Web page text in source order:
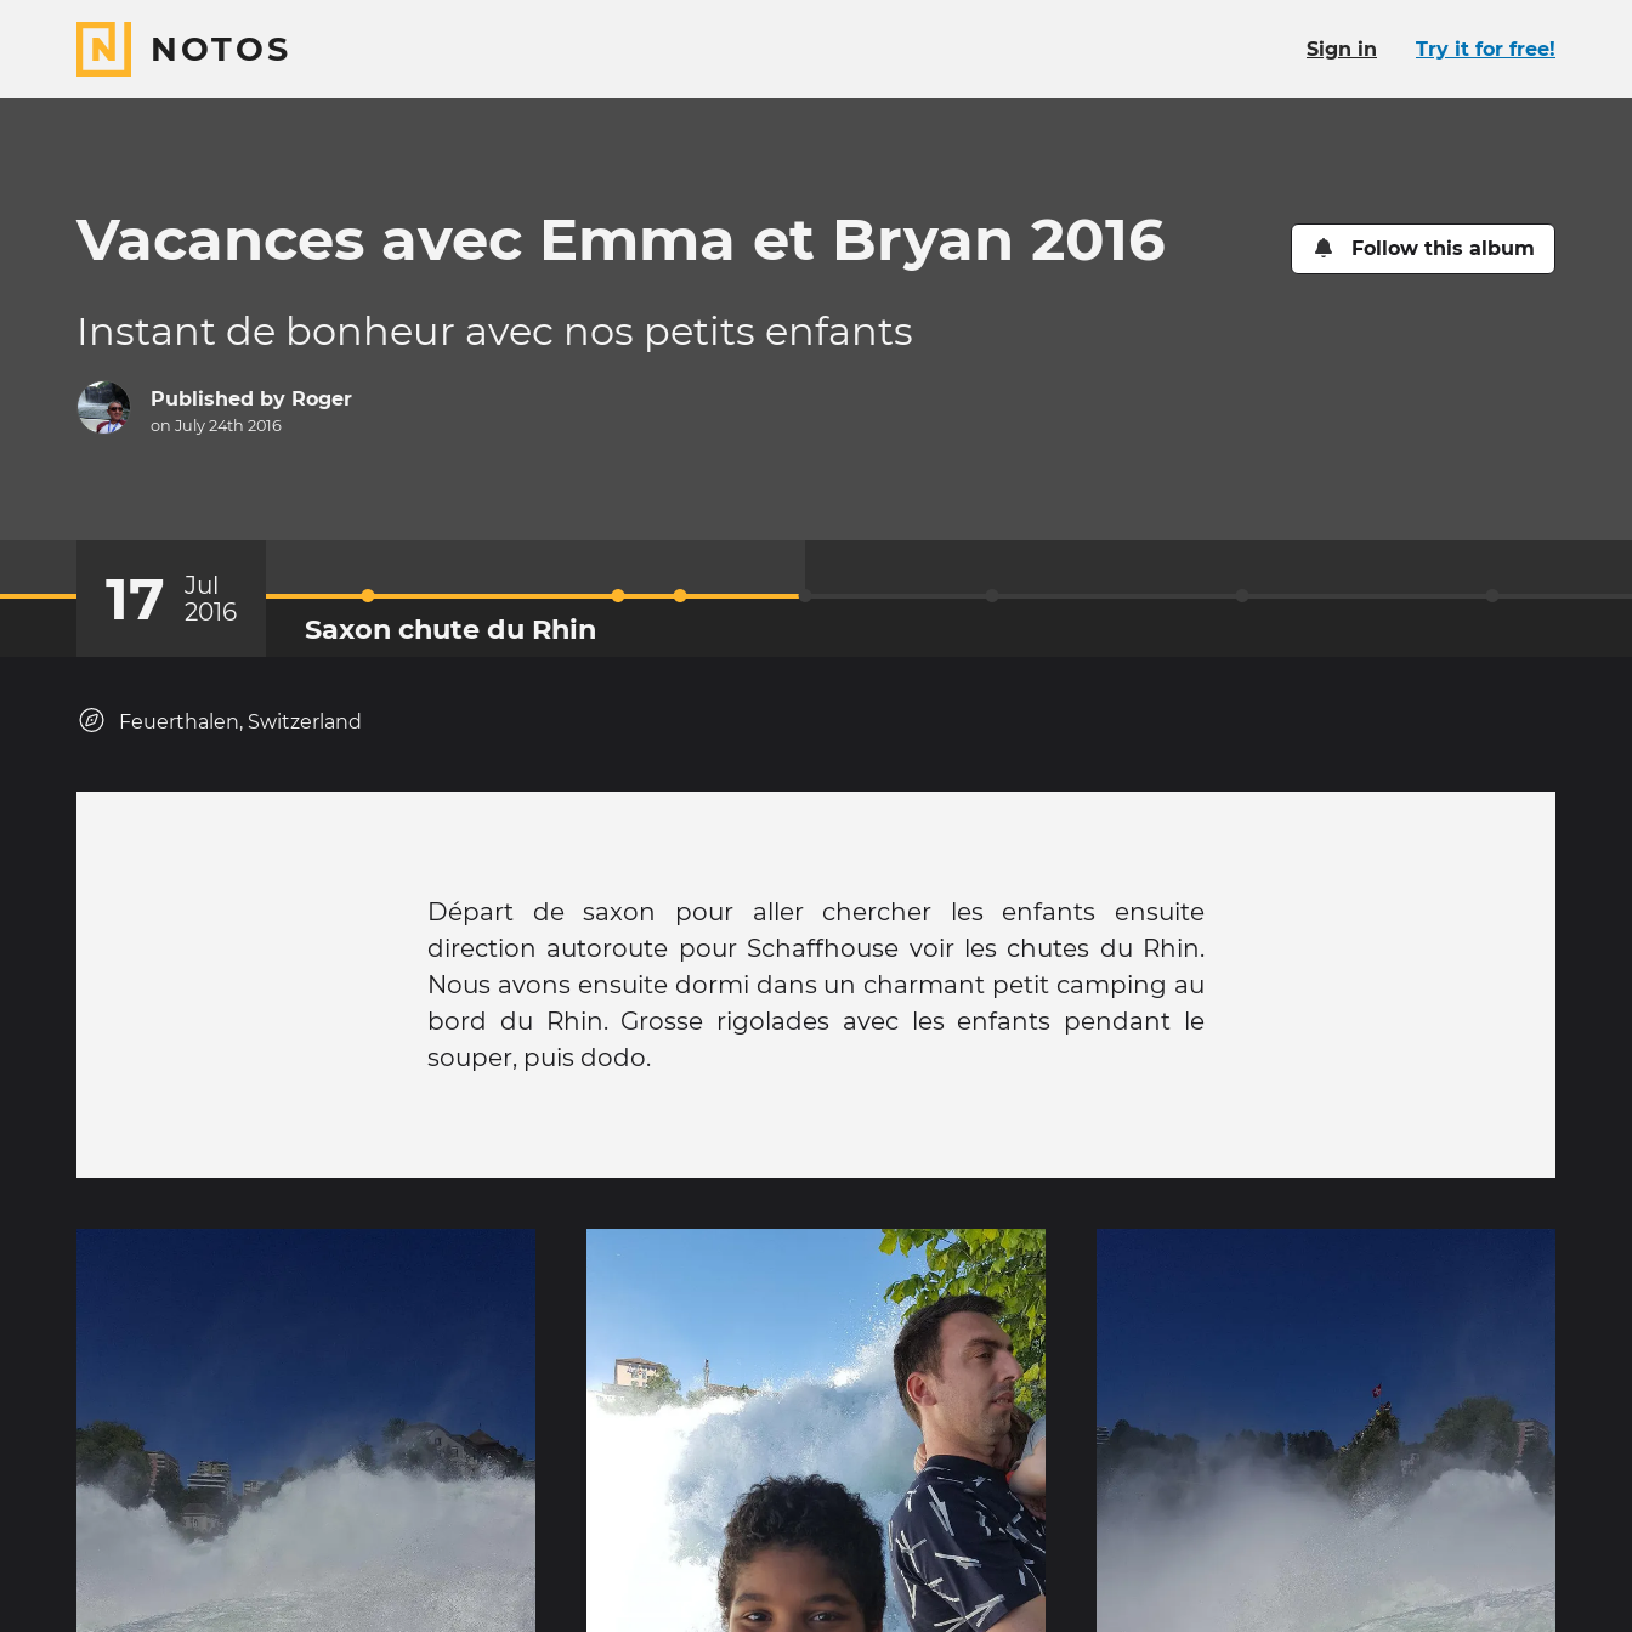
NOTOS Sign in Try it for free!
Vacances avec Emma et Bryan 2016 Follow this album
Instant de bonheur avec nos petits enfants
Published by Roger
on July 24th 2016
17
Jul
2016
Saxon chute du Rhin
Feuerthalen, Switzerland
Départ de saxon pour aller chercher les enfants ensuite
direction autoroute pour Schaffhouse voir les chutes du Rhin.
Nous avons ensuite dormi dans un charmant petit camping au
bord du Rhin. Grosse rigolades avec les enfants pendant le
souper, puis dodo.